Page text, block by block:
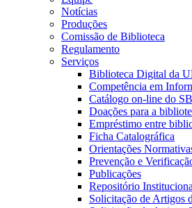
Notícias
Produções
Comissão de Biblioteca
Regulamento
Serviços
Biblioteca Digital da
Competência em
Catálogo on-line do
Doações para a
Empréstimo entre
Ficha Catalográfica
Orientações
Prevenção e
Publicações
Repositório
Solicitação de Artigos